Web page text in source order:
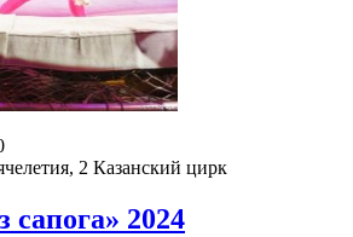
2 Казанский цирк
2024